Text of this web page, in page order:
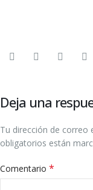
Deja una
Tu dirección de correo
obligatorios están
Comentario *